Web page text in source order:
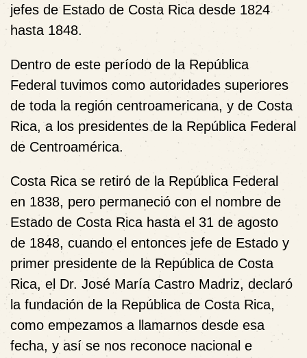
jefes de Estado de Costa Rica desde 1824
hasta 1848.
Dentro de este período de la República
Federal tuvimos como autoridades superiores
de toda la región centroamericana, y de Costa
Rica, a los presidentes de la República Federal
de Centroamérica.
Costa Rica se retiró de la República Federal
en 1838, pero permaneció con el nombre de
Estado de Costa Rica hasta el 31 de agosto
de 1848, cuando el entonces jefe de Estado y
primer presidente de la República de Costa
Rica, el Dr. José María Castro Madriz, declaró
la fundación de la República de Costa Rica,
como empezamos a llamarnos desde esa
fecha, y así se nos reconoce nacional e